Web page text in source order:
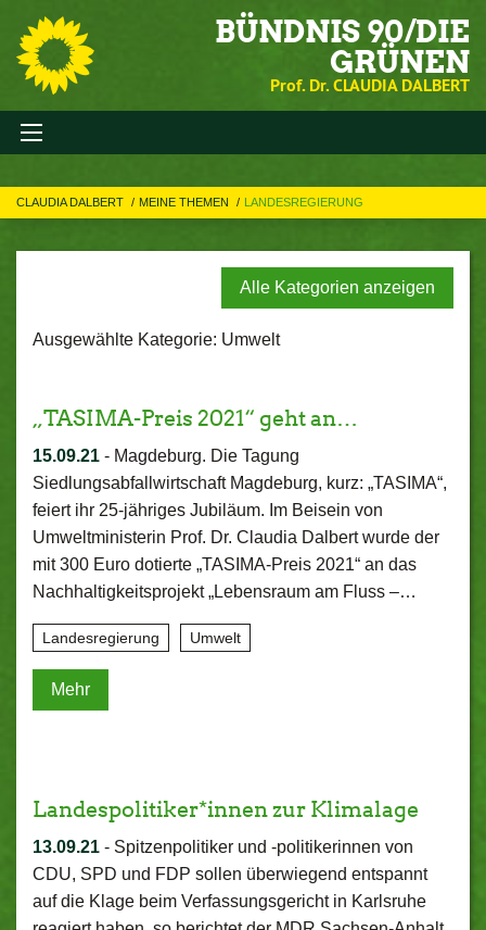
BÜNDNIS 90/DIE
GRÜNEN
Prof. Dr. CLAUDIA DALBERT
CLAUDIA DALBERT MEINE THEMEN LANDESREGIERUNG
Alle Kategorien anzeigen
Ausgewählte Kategorie: Umwelt
„TASIMA-Preis 2021“ geht an…
15.09.21 - Magdeburg. Die Tagung
Siedlungsabfallwirtschaft Magdeburg, kurz: „TASIMA“,
feiert ihr 25-jähriges Jubiläum. Im Beisein von
Umweltministerin Prof. Dr. Claudia Dalbert wurde der
mit 300 Euro dotierte „TASIMA-Preis 2021“ an das
Nachhaltigkeitsprojekt „Lebensraum am Fluss –…
Landesregierung Umwelt
Mehr
Landespolitiker*innen zur Klimalage
13.09.21 - Spitzenpolitiker und -politikerinnen von
CDU, SPD und FDP sollen überwiegend entspannt
auf die Klage beim Verfassungsgericht in Karlsruhe